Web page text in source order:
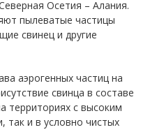
Осетия – Алания.
пылеватые частицы
свинец и другие
аэрогенных частиц на
свинца в составе
территориях с высоким
так и в условно чистых